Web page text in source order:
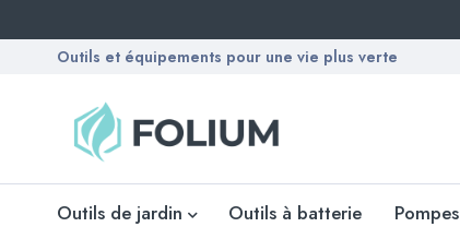
Outils et équipements pour une vie plus verte
Outils de jardin Outils à batterie Pompes